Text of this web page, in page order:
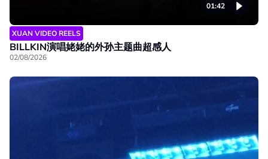
01:42
XUAN VIDEO REELS
BILLKIN演唱姥姥的外孙主题曲超感人
02/08/2026